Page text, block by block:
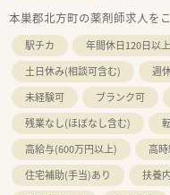
本巣郡北方町の薬剤師求人を
駅チカ 年間休日120日以上
土日休み(相談可含む)
週
未経験可
ブランク可
残業なし(ほぼなし含む)
高給与(600万円以上)
高
住宅補助(手当)あり
扶養